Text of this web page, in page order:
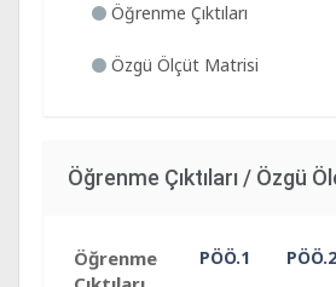
Öğrenme Çıktıları
Özgü Ölçüt Matrisi
Öğrenme Çıktıları / Özgü
Öğrenme
PÖÖ.1 PÖÖ.2